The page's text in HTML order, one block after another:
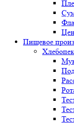
Пищевое